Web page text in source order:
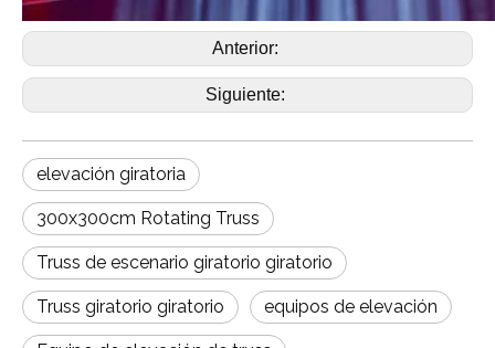
Anterior:
Siguiente:
elevación giratoria
300x300cm Rotating Truss
Truss de escenario giratorio giratorio
Truss giratorio giratorio equipos de elevación